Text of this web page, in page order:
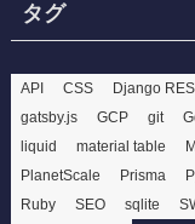
タグ
API CSS Django
gatsby.js
GCP git
liquid
material table
PlanetScale
Prisma
Ruby
SEO sqlite